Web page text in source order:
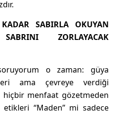
SABIRLA OKUYAN
ZORLAYACAK
o zaman: güya
ama çevreye verdiği
menfaat gözetmeden
“Maden” mi sadece